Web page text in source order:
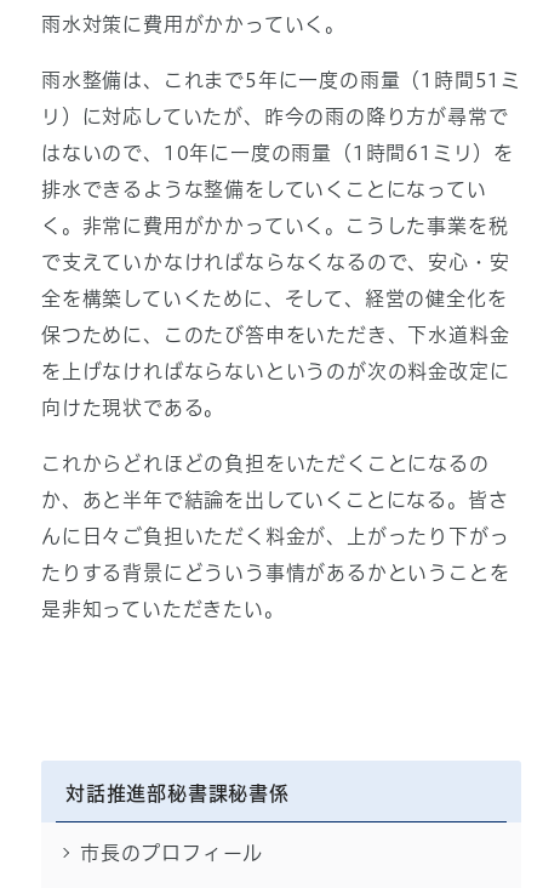
雨水対策に費用がかかっていく。
雨水整備は、これまで5年に一度の雨量（1時間51ミ
リ）に対応していたが、昨今の雨の降り方が尋常で
はないので、10年に一度の雨量（1時間61ミリ）を
排水できるような整備をしていくことになってい
く。非常に費用がかかっていく。こうした事業を税
で支えていかなければならなくなるので、安心・安
全を構築していくために、そして、経営の健全化を
保つために、このたび答申をいただき、下水道料金
を上げなければならないというのが次の料金改定に
向けた現状である。
これからどれほどの負担をいただくことになるの
か、あと半年で結論を出していくことになる。皆さ
んに日々ご負担いただく料金が、上がったり下がっ
たりする背景にどういう事情があるかということを
是非知っていただきたい。
対話推進部秘書課秘書係
市長のプロフィール